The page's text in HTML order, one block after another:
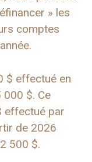
» les
comptes
$ effectué en
000 $. Ce
effectué par
de 2026
500 $.